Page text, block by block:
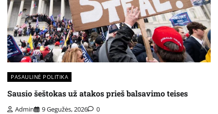
PASAULINĖ POLITIKA
Sausio šeštokas už atakos prieš balsavimo teises
Admin 9 Gegužės, 2026 0